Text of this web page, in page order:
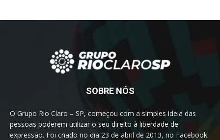
SOBRE NÓS
O Grupo Rio Claro – SP, começou com a simples ideia das
pessoas poderem utilizar o seu direito à liberdade de
expressão. Foi criado no dia 23 de abril de 2013, no Facebook.